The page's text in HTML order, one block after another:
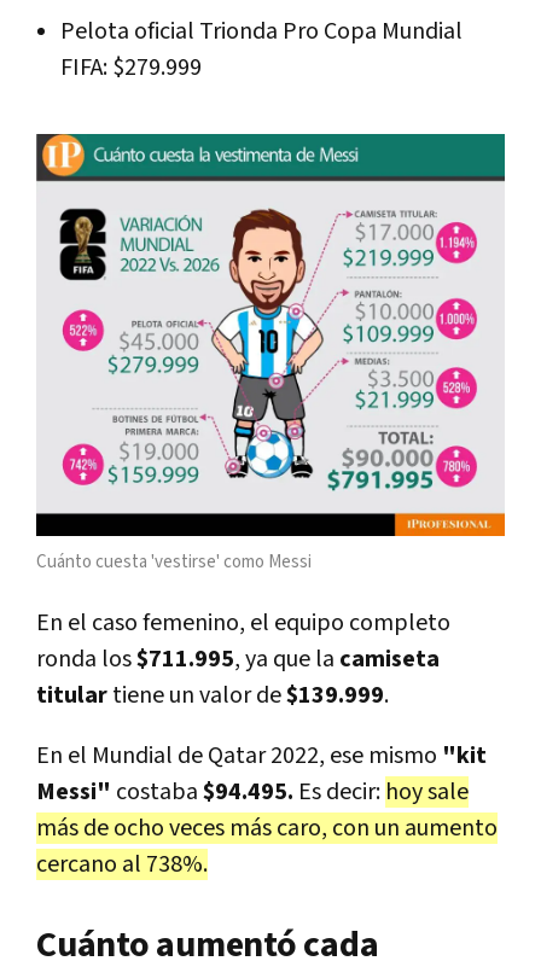
Pelota oficial Trionda Pro Copa Mundial
FIFA: $279.999
Cuánto cuesta 'vestirse' como Messi
En el caso femenino, el equipo completo
ronda los$711.995, ya que la camiseta
titulartiene un valor de$139.999.
En el Mundial de Qatar 2022, ese mismo "kit
Messi" costaba$94.495. Es decir: hoy sale
más de ocho veces más caro, con un aumento
cercano al 738%.
Cuánto aumentó cada